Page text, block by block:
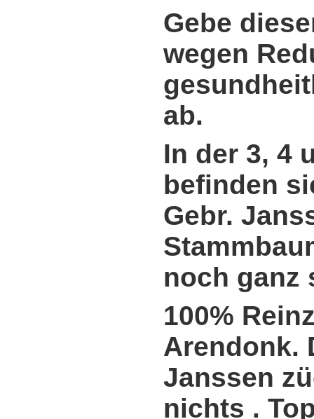
Gebe
wegen
ab.
In der 3, 4
befinden
Gebr.
noch ganz
100%
Arendonk.
Janssen
nichts .